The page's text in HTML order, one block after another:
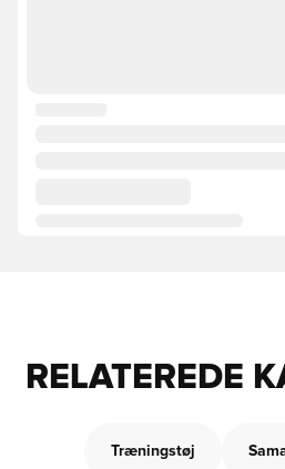
RELATEREDE
Træningstøj